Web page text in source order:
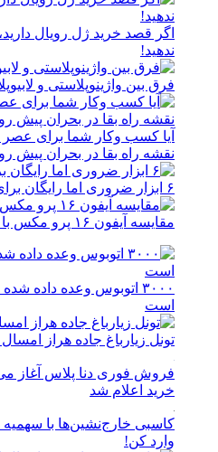
اگر قصد خرید ژل رویال
ندهید!
فرق بین واژینوپلاستی و
آیا کسب وکار شما برای
نقشه راه بقا در بحران پیش رو
۶ ابزار ضروری اما رایگان برای ترید موفق در فارکس
مقایسه آیفون ۱۶ پرو مکس با سایر پرچمداران بازار
۳۰۰۰ اتوبوس وعده داده
است
تونل زیارباغ جاده هراز
فروش فوری دنا پلاس آغاز
خرید اعلام شد
وارد کن!